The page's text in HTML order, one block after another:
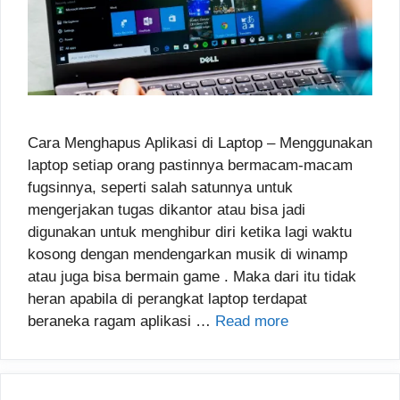
Cara Menghapus Aplikasi di Laptop – Menggunakan
laptop setiap orang pastinnya bermacam-macam
fugsinnya, seperti salah satunnya untuk
mengerjakan tugas dikantor atau bisa jadi
digunakan untuk menghibur diri ketika lagi waktu
kosong dengan mendengarkan musik di winamp
atau juga bisa bermain game . Maka dari itu tidak
heran apabila di perangkat laptop terdapat
beraneka ragam aplikasi … Read more